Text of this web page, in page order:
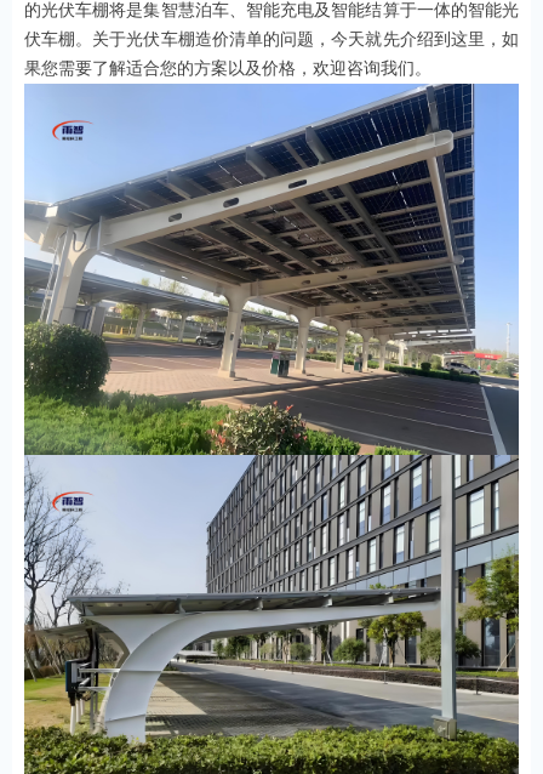
的光伏车棚将是集智慧泊车、智能充电及智能结算于一体的智能光
伏车棚。关于光伏车棚造价清单的问题，今天就先介绍到这里，如
果您需要了解适合您的方案以及价格，欢迎咨询我们。